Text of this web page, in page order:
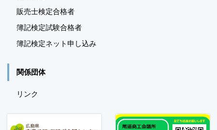
販売士検定合格者
簿記検定試験合格者
簿記検定ネット申し込み
関係団体
リンク